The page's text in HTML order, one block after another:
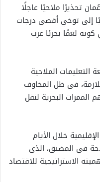
تحذيرًا ملاحيًا عاجلًا
إلى توخي أقصى درجات
لغمًا بحريًا غرب
الملاحية
اللازمة، في ظل المخاوف
الممرات البحرية لنقل
خلال الأيام
في المضيق، الذي
الاستراتيجية للاقتصاد